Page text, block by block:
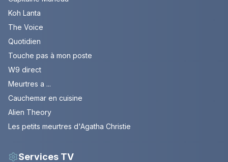
Koh Lanta
The Voice
Quotidien
Touche pas à mon poste
W9 direct
Meurtres a ...
Cauchemar en cuisine
Alien Theory
Les petits meurtres d'Agatha Christie
Services TV